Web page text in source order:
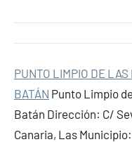
PUNTO LIMPIO DE LAS
BATÁN Punto Limpio
Batán Dirección: C/
Canaria, Las